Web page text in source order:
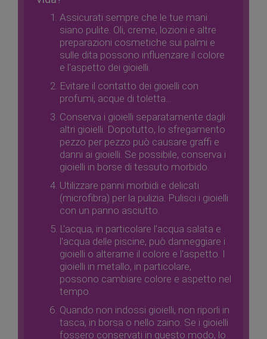
Assicurati sempre che le tue mani
siano pulite. Oli, creme, lozioni e altre
preparazioni cosmetiche sui palmi e
sulle dita possono influenzare il colore
e l'aspetto dei gioielli.
Evitare il contatto dei gioielli con
profumi, acque di toletta...
Conserva i gioielli separatamente dagli
altri gioielli. Dopotutto, lo sfregamento
pezzo per pezzo può causare graffi e
danni ai gioielli. Se possibile, conserva i
gioielli in borse di tessuto morbido.
Utilizzare panni morbidi e delicati
(microfibra) per la pulizia. Pulisci i gioielli
con un panno asciutto.
L'acqua, in particolare l'acqua salata e
l'acqua delle piscine, può danneggiare i
gioielli o alterarne il colore e l'aspetto. I
gioielli in metallo, in particolare,
possono cambiare colore e aspetto nel
tempo.
Quando non indossi gioielli, non riporli in
tasca, in borsa o nello zaino. Se i gioielli
fossero conservati in questo modo, lo